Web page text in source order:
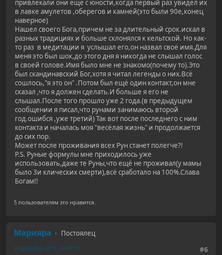
привлекали они ещё с юности,когда первый раз увидел их
в лавке амулетов ,оберегов и камней(это были 90е,конец
наверное)
Нашел своего Бога,причем не за длительный срок.искал в
разных традициях и больше склонялся к кельтской. Но как-
то раз в медитации я услышал его,он назвал своё имя.Для
меня это был шок,до этого дня я никогда не слышал голос
в своей голове.Имя было мне не знакомо(почему то).Это
был скандинавский Бог,хотя я читал легенды о них.Всё
сошлось,"я это он" .Потом был ещё один контакт,он мне
сказал ,что я должен сделать.И больше я его не
слышал.После того прошло уже 2 года.(в предыдущем
сообщении я писал,что рунами занимаюсь второй
год.ошибся ,уже третий) Так вот после последнего с ним
контакта и началась моя "весёлая жизнь" и продолжается
до сих пор.
Может после проживания всех Рун станет полегче?!
Р.S. Руные формулы мне приходилось уже
использовать,даже те Руны,что ещё не проживал(у мамы
было 3и клических смерти),всё сработало на 100%.Слава
Богам!!
5 пользователям это нравится.
Марияра
Постоялец
#6
24 декабря 2019, 14:49:59